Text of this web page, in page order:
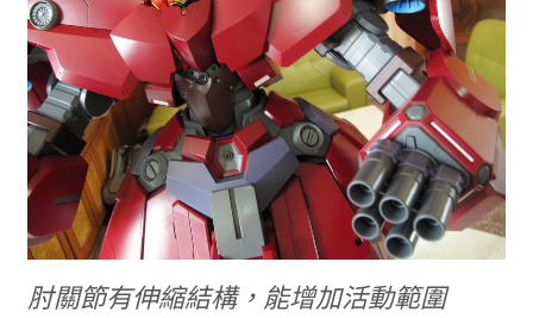
肘關節有伸縮結構，能增加活動範圍